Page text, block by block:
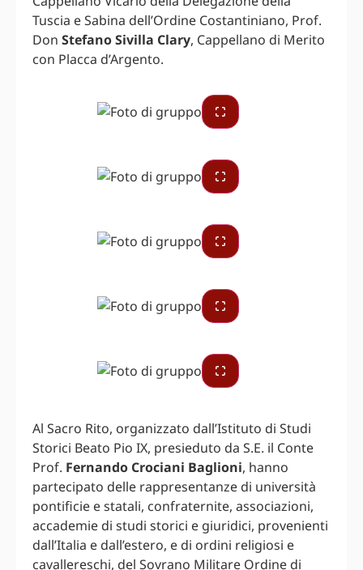
Tuscia e Sabina dell’Ordine Costantiniano, Prof.
Don Stefano Sivilla Clary, Cappellano di Merito
con Placca d’Argento.
Al Sacro Rito, organizzato dall’Istituto di Studi
Storici Beato Pio IX, presieduto da S.E. il Conte
Prof. Fernando Crociani Baglioni, hanno
partecipato delle rappresentanze di università
pontificie e statali, confraternite, associazioni,
accademie di studi storici e giuridici, provenienti
dall’Italia e dall’estero, e di ordini religiosi e
cavallereschi, del Sovrano Militare Ordine di